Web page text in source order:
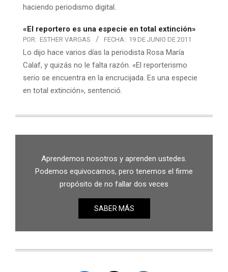
haciendo periodismo digital.
«El reportero es una especie en total extinción»
POR: ESTHER VARGAS FECHA: 19 DE JUNIO DE 2011
Lo dijo hace varios días la periodista Rosa María
Calaf, y quizás no le falta razón. «El reporterismo
serio se encuentra en la encrucijada. Es una especie
en total extinción», sentenció.
Aprendemos nosotros y aprenden ustedes.
Podemos equivocarnos, pero tenemos el firme
propósito de no fallar dos veces
SABER MÁS